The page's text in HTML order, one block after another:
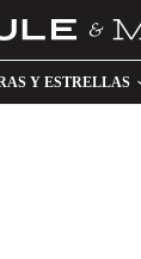
Y ESTRELLAS